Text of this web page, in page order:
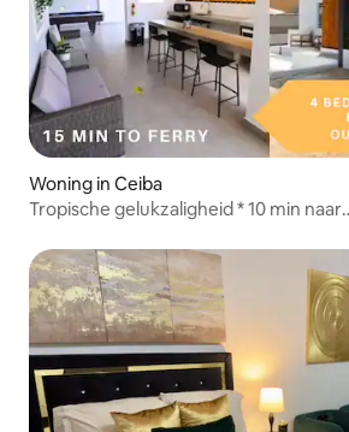
Woning in Ceiba
Tropische gelukzaligheid * 10 min naar